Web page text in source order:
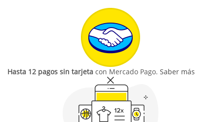
Hasta 12 pagos sin tarjeta con Mercado Pago. Saber más